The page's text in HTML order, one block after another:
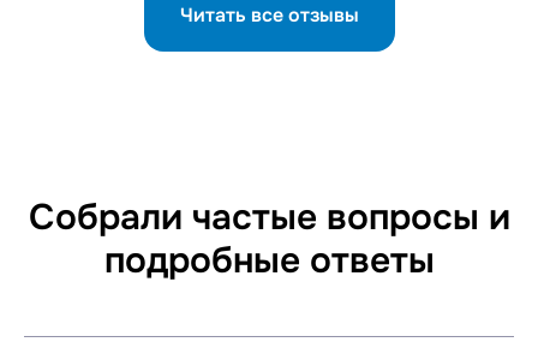
Читать все отзывы
Собрали частые вопросы и
подробные ответы